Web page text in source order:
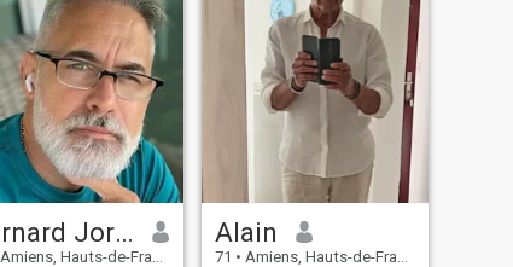
Bernard Jordane
Amiens, Hauts-de-France, Frankrike
Alain
71 • Amiens, Hauts-de-France, Frankrike